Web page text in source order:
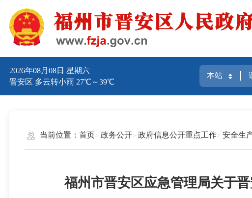
2026年08月08日 星期六
晋安区 多云转小雨 27℃～39℃
当前位置： 首页 政务公开 政府信息公开重点工作 安全生
福州市晋安区应急管理局关于